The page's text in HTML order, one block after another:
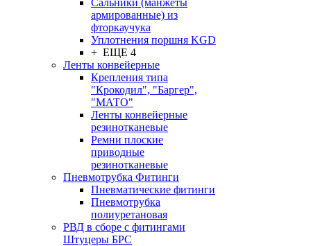
Сальники (манжеты
армированные) из
фторкаучука
Уплотнения поршня KGD
+ ЕЩЕ 4
Ленты конвейерные
Крепления типа
"Крокодил", "Баргер",
"МАТО"
Ленты конвейерные
резинотканевые
Ремни плоские
приводные
резинотканевые
Пневмотрубка Фитинги
Пневматические фитинги
Пневмотрубка
полиуретановая
РВД в сборе с фитингами
Штуцеры БРС